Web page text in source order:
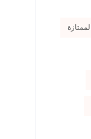
الممتازة